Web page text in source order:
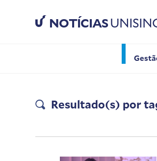
NOTÍCIAS
Resultado(s) por